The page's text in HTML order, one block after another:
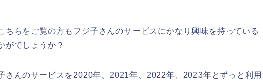
ちらをご覧の方もフジ子さんのサービスにかなり興味を持っている
がでしょうか？
さんのサービスを2020年、2021年、2022年、2023年とずっと利用